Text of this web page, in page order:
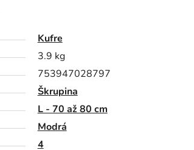
Kufre
3.9 kg
753947028797
Škrupina
L - 70 až 80 cm
Modrá
4